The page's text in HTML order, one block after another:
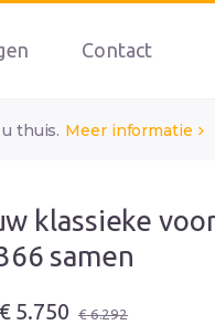
thuis. Meer informatie
Contact
klassieke
samen
€6.292
€5.750